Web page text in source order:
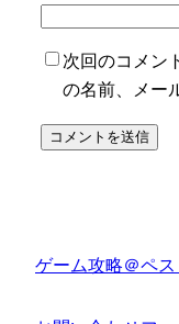
次回のコメン
の名前、メー
ゲーム攻略＠ペ